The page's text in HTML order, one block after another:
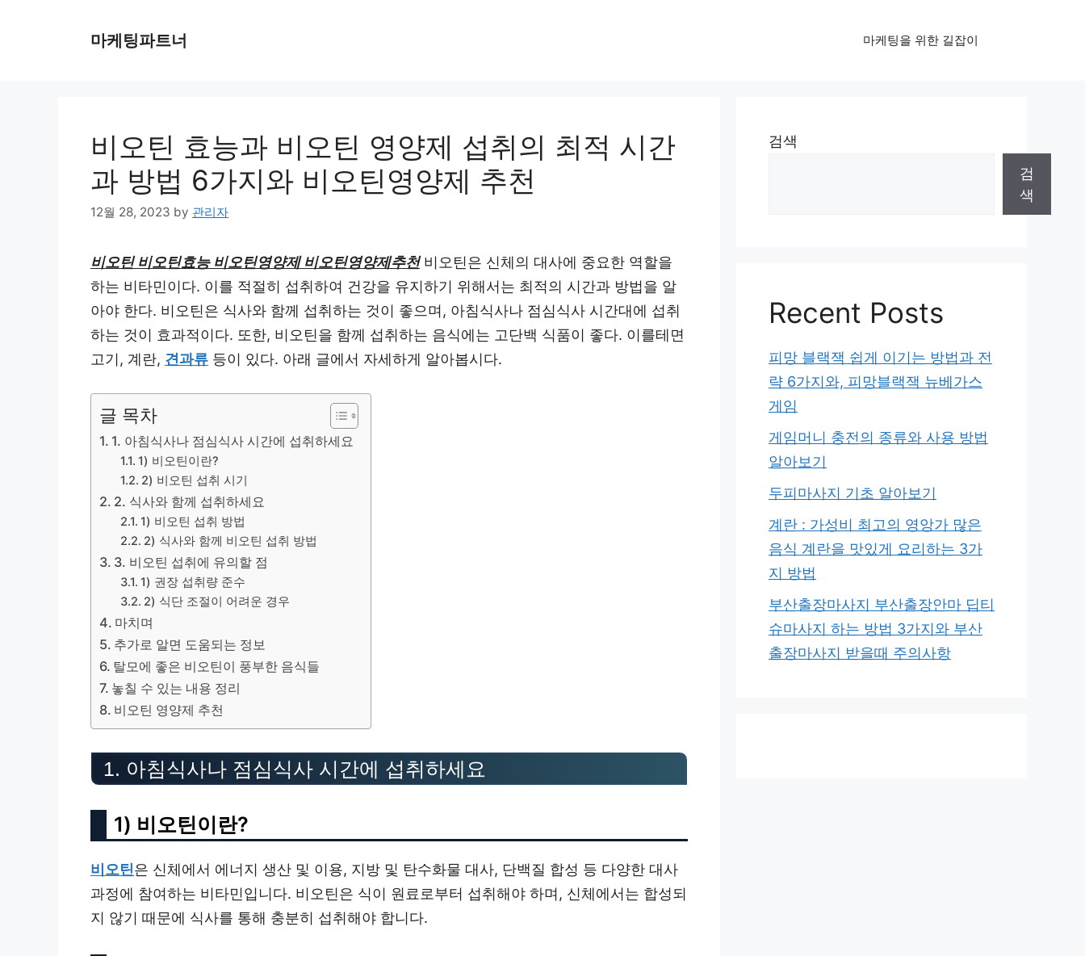
마케팅파트너 마케팅을 위한 길잡이
비오틴 효능과 비오틴 영양제 섭취의 최적 시간
과 방법 6가지와 비오틴영양제 추천
12월 28, 2023 by 관리자
비오틴 비오틴효능 비오틴영양제 비오틴영양제추천비오틴은 신체의 대사에 중요한 역할을
하는 비타민이다. 이를 적절히 섭취하여 건강을 유지하기 위해서는 최적의 시간과 방법을 알
아야 한다. 비오틴은 식사와 함께 섭취하는 것이 좋으며, 아침식사나 점심식사 시간대에 섭취
하는 것이 효과적이다. 또한, 비오틴을 함께 섭취하는 음식에는 고단백 식품이 좋다. 이를테면
고기, 계란, 견과류 등이 있다. 아래 글에서 자세하게 알아봅시다.
글 목차
1. 아침식사나 점심식사 시간에 섭취하세요
1) 비오틴이란?
2) 비오틴 섭취 시기
2. 식사와 함께 섭취하세요
1) 비오틴 섭취 방법
2) 식사와 함께 비오틴 섭취 방법
3. 비오틴 섭취에 유의할 점
1) 권장 섭취량 준수
2) 식단 조절이 어려운 경우
마치며
추가로 알면 도움되는 정보
탈모에 좋은 비오틴이 풍부한 음식들
놓칠 수 있는 내용 정리
비오틴 영양제 추천
1. 아침식사나 점심식사 시간에 섭취하세요
1) 비오틴이란?
비오틴은 신체에서 에너지 생산 및 이용, 지방 및 탄수화물 대사, 단백질 합성 등 다양한 대사
과정에 참여하는 비타민입니다. 비오틴은 식이 원료로부터 섭취해야 하며, 신체에서는 합성되
지 않기 때문에 식사를 통해 충분히 섭취해야 합니다.
검색
검
색
Recent Posts
피망 블랙잭 쉽게 이기는 방법과 전
략 6가지와, 피망블랙잭 뉴베가스
게임
게임머니 충전의 종류와 사용 방법
알아보기
두피마사지 기초 알아보기
계란 : 가성비 최고의 영앙가 많은
음식 계란을 맛있게 요리하는 3가
지 방법
부산출장마사지 부산출장안마 딥티
슈마사지 하는 방법 3가지와 부산
출장마사지 받을때 주의사항